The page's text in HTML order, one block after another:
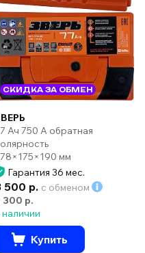
СКИДКА ЗА ОБМЕН
Ач 750 А обратная
мм
Гарантия 36 мес.
500 р. с обменом
300 р.
наличии
Купить